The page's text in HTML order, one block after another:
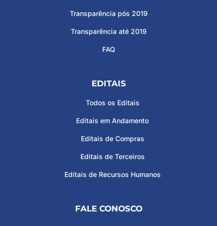
Transparência pós 2019
Transparência até 2019
FAQ
EDITAIS
Todos os Editais
Editais em Andamento
Editais de Compras
Editais de Terceiros
Editais de Recursos Humanos
FALE CONOSCO